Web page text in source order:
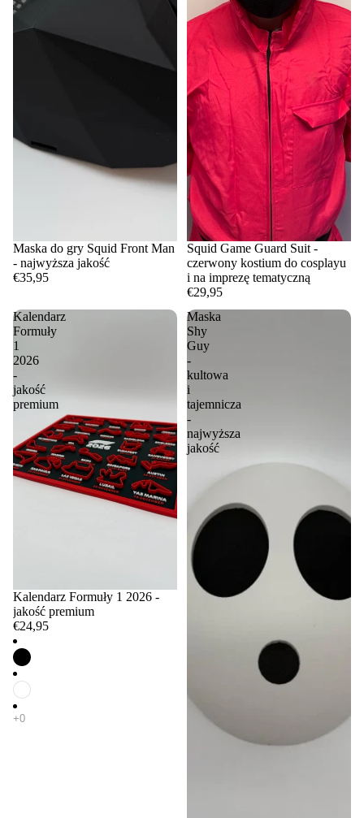
Maska do gry Squid Front Man
- najwyższa jakość
€35,95
Squid Game Guard Suit -
czerwony kostium do cosplayu
i na imprezę tematyczną
€29,95
Kalendarz
Formuły
1
2026
-
jakość
premium
Kalendarz Formuły 1 2026 -
jakość premium
€24,95
Maska
Shy
Guy
-
kultowa
i
tajemnicza
-
najwyższa
jakość